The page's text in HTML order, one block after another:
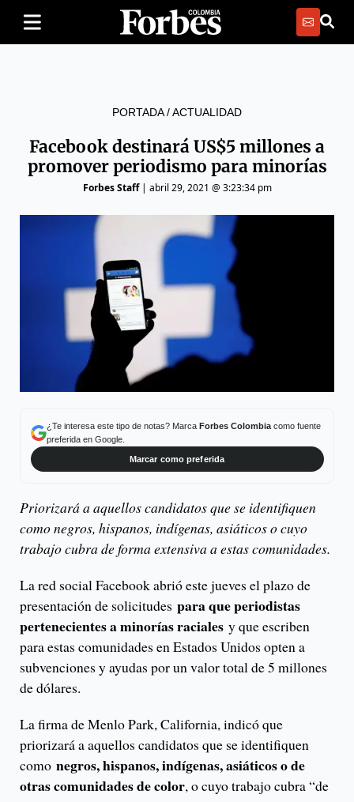
PORTADA/ACTUALIDAD
Facebook destinará US$5 millones a
promover periodismo para minorías
Forbes Staff| abril 29, 2021 @ 3:23:34 pm
¿Te interesa este tipo de notas? Marca Forbes Colombiacomo fuente
preferida en Google.
Marcar como preferida
Priorizará a aquellos candidatos que se identifiquen
como negros, hispanos, indígenas, asiáticos o cuyo
trabajo cubra de forma extensiva a estas comunidades.
La red social Facebook abrió este jueves el plazo de
presentación de solicitudes para que periodistas
pertenecientes a minorías raciales y que escriben
para estas comunidades en Estados Unidos opten a
subvenciones y ayudas por un valor total de 5 millones
de dólares.
La firma de Menlo Park, California, indicó que
priorizará a aquellos candidatos que se identifiquen
como negros, hispanos, indígenas, asiáticos o de
otras comunidades de color, o cuyo trabajo cubra “de